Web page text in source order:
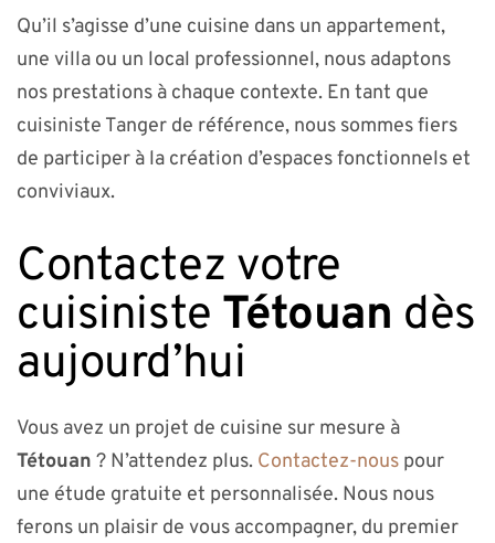
Qu’il s’agisse d’une cuisine dans un appartement,
une villa ou un local professionnel, nous adaptons
nos prestations à chaque contexte. En tant que
cuisiniste Tanger de référence, nous sommes fiers
de participer à la création d’espaces fonctionnels et
conviviaux.
Contactez votre
cuisiniste Tétouan dès
aujourd’hui
Vous avez un projet de cuisine sur mesure à
Tétouan ? N’attendez plus. Contactez-nous pour
une étude gratuite et personnalisée. Nous nous
ferons un plaisir de vous accompagner, du premier